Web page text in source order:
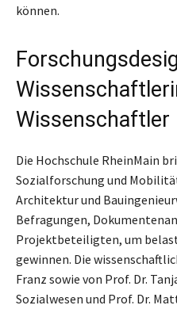
können.
Wissenschaftler
Die Hochschule RheinMain
Sozialforschung und
Architektur und
Befragungen,
Projektbeteiligten, um
gewinnen. Die
Franz sowie von Prof. Dr.
Sozialwesen und Prof. Dr.